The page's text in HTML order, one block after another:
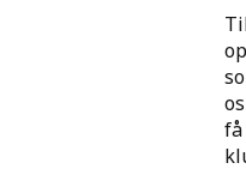
få